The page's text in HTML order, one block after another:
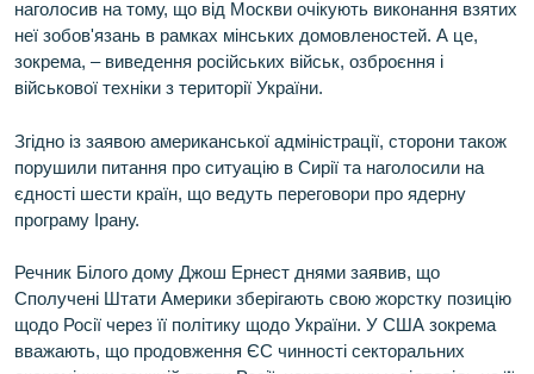
наголосив на тому, що від Москви очікують виконання взятих
неї зобов'язань в рамках мінських домовленостей. А це,
зокрема, – виведення російських військ, озброєння і
військової техніки з території України.
Згідно із заявою американської адміністрації, сторони також
порушили питання про ситуацію в Сирії та наголосили на
єдності шести країн, що ведуть переговори про ядерну
програму Ірану.
Речник Білого дому Джош Ернест днями заявив, що
Сполучені Штати Америки зберігають свою жорстку позицію
щодо Росії через її політику щодо України. У США зокрема
вважають, що продовження ЄС чинності секторальних